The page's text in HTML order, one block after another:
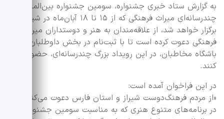
به گزارش ستاد خبری جشنواره، سومین جشنواره بین‌المللی
چندرسانه‌ای میراث فرهنگی که از ۱۵ تا ۱۸ آبان‌ماه در شیراز
برگزار خواهد شد، از علاقه‌مندان به هنر و دوستداران میراث
فرهنگی دعوت کرده است تا با ثبت‌نام در بخش داوطلبان و
باشگاه مخاطبان، در این رویداد بزرگ چندرسانه‌ای، حضور پیدا
کنند.
در این فراخوان آمده است:
«از مردم فرهنگ‌دوست شیراز و استان فارس دعوت می‌کنیم تا
در برنامه‌های متنوع هنری که به مناسبت سومین جشنواره